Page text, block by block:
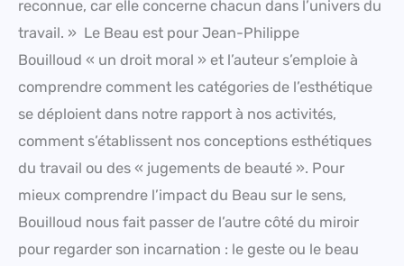
reconnue, car elle concerne chacun dans l’univers du
travail. » Le Beau est pour Jean-Philippe
Bouilloud « un droit moral » et l’auteur s’emploie à
comprendre comment les catégories de l’esthétique
se déploient dans notre rapport à nos activités,
comment s’établissent nos conceptions esthétiques
du travail ou des « jugements de beauté ». Pour
mieux comprendre l’impact du Beau sur le sens,
Bouilloud nous fait passer de l’autre côté du miroir
pour regarder son incarnation : le geste ou le beau